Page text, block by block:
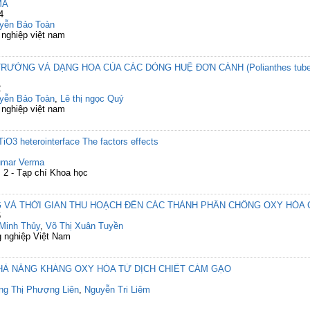
Bảo Toàn
việt nam
VÀ DẠNG HOA CỦA CÁC DÒNG HUỆ ĐƠN CÁNH (Polianthes
Bảo Toàn, Lê thị ngọc Quý
việt nam
heterointerface The factors effects
Verma
- Tạp chí Khoa học
THỜI GIAN THU HOẠCH ĐẾN CÁC THÀNH PHẦN CHỐNG OXY HÓA
Thủy, Võ Thị Xuân Tuyền
nghiệp Việt Nam
NĂNG KHÁNG OXY HÓA TỪ DỊCH CHIẾT CÁM GẠO
Thị Phượng Liên, Nguyễn Tri Liêm